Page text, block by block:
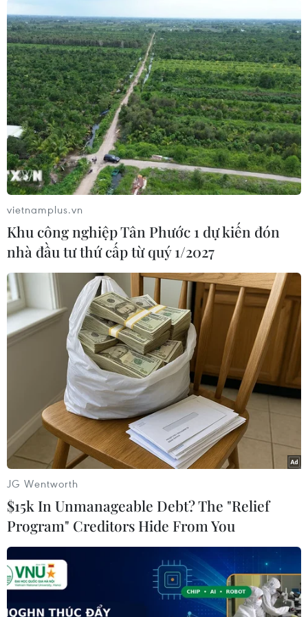
công nào của Israel./.
(TTXVN/Vietnam+)
#JCPOA #Joe Biden
#Boris Johnson
#Emmanuel Macron
#Olaf Scholz
#Chương trình hạt nhân
#Trừng phạt kinh tế
Anh
Mỹ Pháp
Theo dõi VietnamPlus
TIN LIÊN QUAN
vietnamplus.vn
Khu công nghiệp Tân Phước 1 dự kiến đón
nhà đầu tư thứ cấp từ quý 1/2027
JG Wentworth
$15k In Unmanageable Debt? The "Relief
Program" Creditors Hide From You